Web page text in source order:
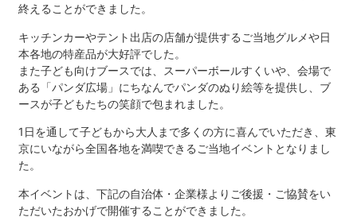
終えることができました。
キッチンカーやテント出店の店舗が提供するご当地グルメや日
本各地の特産品が大好評でした。
また子ども向けブースでは、スーパーボールすくいや、会場で
ある「パンダ広場」にちなんでパンダのぬり絵等を提供し、ブ
ースが子どもたちの笑顔で包まれました。
1日を通して子どもから大人まで多くの方に喜んでいただき、東
京にいながら全国各地を満喫できるご当地イベントとなりまし
た。
本イベントは、下記の自治体・企業様よりご後援・ご協賛をい
ただいたおかげで開催することができました。